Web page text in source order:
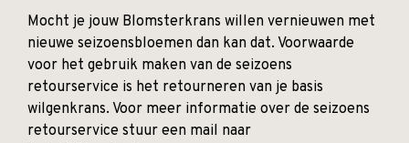
Mocht je jouw Blomsterkrans willen vernieuwen met
nieuwe seizoensbloemen dan kan dat. Voorwaarde
voor het gebruik maken van de seizoens
retourservice is het retourneren van je basis
wilgenkrans. Voor meer informatie over de seizoens
retourservice stuur een mail naar